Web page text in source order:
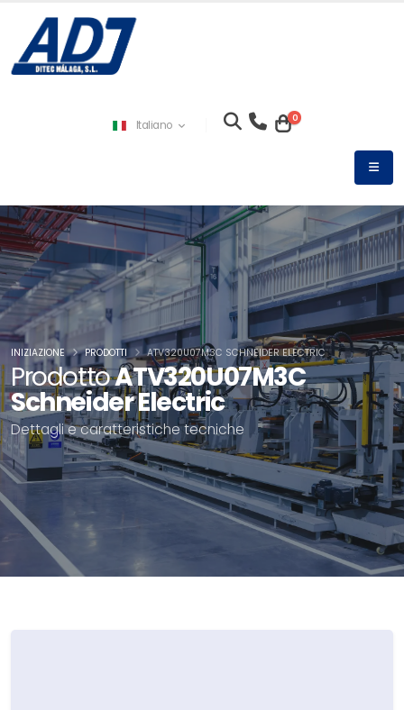
Italiano 0
ProdottoATV320U07M3C
Schneider Electric
Dettagli e caratteristiche tecniche
INIZIAZIONE PRODOTTI ATV320U07M3C SCHNEIDER ELECTRIC